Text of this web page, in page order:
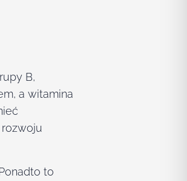
B,
a witamina
to